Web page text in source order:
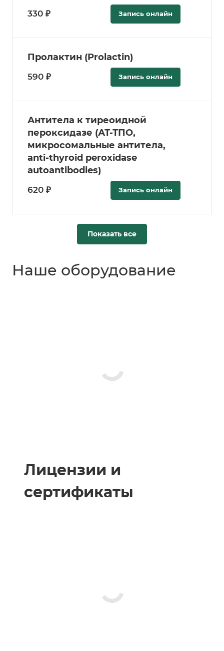
330 ₽ Запись онлайн
Пролактин (Prolactin)
590 ₽ Запись онлайн
Антитела к тиреоидной
пероксидазе (АТ-ТПО,
микросомальные антитела,
anti-thyroid peroxidase
autoantibodies)
620 ₽ Запись онлайн
Показать все
Наше оборудование
Лицензии и
сертификаты